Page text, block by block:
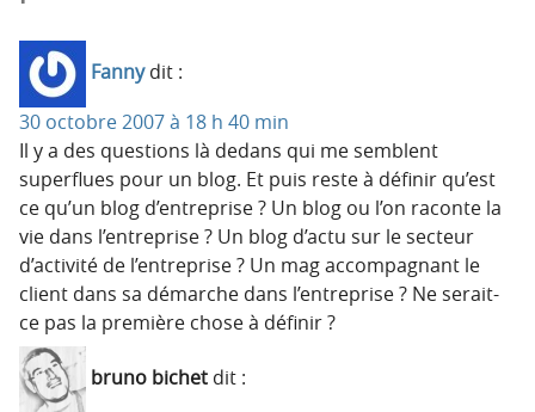
Fanny dit :
30 octobre 2007 à 18 h 40 min
Il y a des questions là dedans qui me semblent
superflues pour un blog. Et puis reste à définir qu’est
ce qu’un blog d’entreprise ? Un blog ou l’on raconte la
vie dans l’entreprise ? Un blog d’actu sur le secteur
d’activité de l’entreprise ? Un mag accompagnant le
client dans sa démarche dans l’entreprise ? Ne serait-
ce pas la première chose à définir ?
bruno bichet dit :